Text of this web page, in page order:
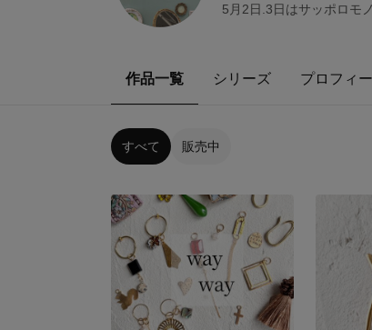
5月2日.3日はサッポロモ
作品一覧 シリーズ プロフィ
すべて 販売中